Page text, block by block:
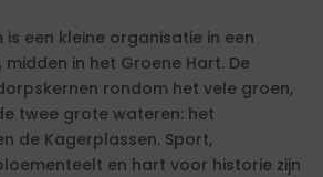
is een kleine organisatie in een
in het Groene Hart. De
rondom het vele groen,
twee grote wateren: het
de Kagerplassen. Sport,
en hart voor historie zijn